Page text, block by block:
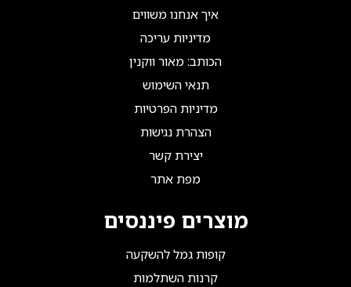
איך אנחנו משווים
מדיניות עריכה
הכותב: מאור ווקנין
תנאי השימוש
מדיניות הפרטיות
הצהרת נגישות
יצירת קשר
מפת אתר
מוצרים פיננסים
קופות גמל להשקעה
קרנות השתלמות